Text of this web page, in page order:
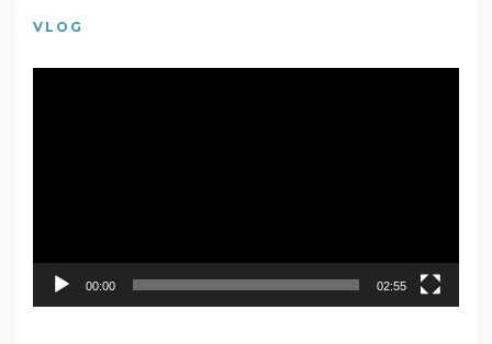
VLOG
00:00 02:55